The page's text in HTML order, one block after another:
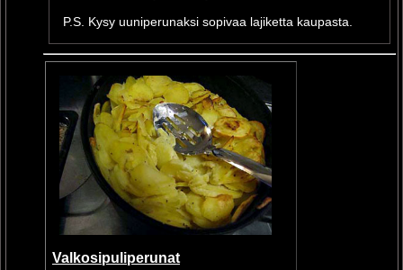
P.S. Kysy uuniperunaksi sopivaa lajiketta kaupasta.
Valkosipuliperunat